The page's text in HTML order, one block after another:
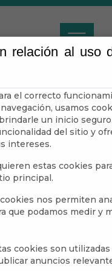
relación al uso
el correcto
usamos
un inicio
del sitio y
intereses.
estas cookies
principal.
nos permiten
que podamos medir y
cookies son
anuncios